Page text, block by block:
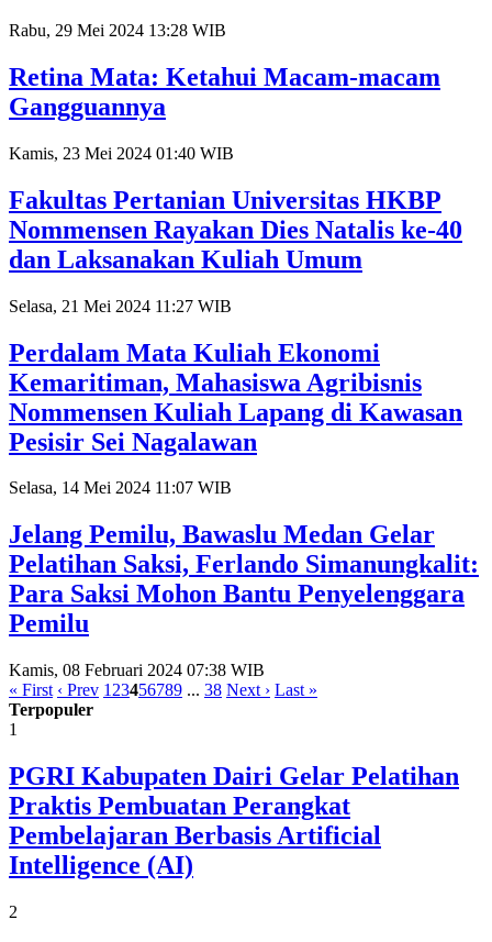
Rabu, 29 Mei 2024 13:28 WIB
Retina Mata: Ketahui Macam-macam
Gangguannya
Kamis, 23 Mei 2024 01:40 WIB
Fakultas Pertanian Universitas HKBP
Nommensen Rayakan Dies Natalis ke-40
dan Laksanakan Kuliah Umum
Selasa, 21 Mei 2024 11:27 WIB
Perdalam Mata Kuliah Ekonomi
Kemaritiman, Mahasiswa Agribisnis
Nommensen Kuliah Lapang di Kawasan
Pesisir Sei Nagalawan
Selasa, 14 Mei 2024 11:07 WIB
Jelang Pemilu, Bawaslu Medan Gelar
Pelatihan Saksi, Ferlando Simanungkalit:
Para Saksi Mohon Bantu Penyelenggara
Pemilu
Kamis, 08 Februari 2024 07:38 WIB
« First ‹ Prev 1 23456789 ... 38 Next › Last »
Terpopuler
1
PGRI Kabupaten Dairi Gelar Pelatihan
Praktis Pembuatan Perangkat
Pembelajaran Berbasis Artificial
Intelligence (AI)
2